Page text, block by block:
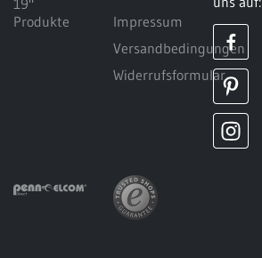
19"
Produkte
Impressum
Versandbedingungen
Widerrufsformular